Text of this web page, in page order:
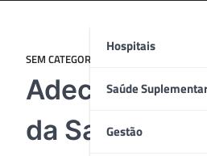
Hospitais
Saúde
Gestão
SEM CATEGORIA
Adecco
da Saúde